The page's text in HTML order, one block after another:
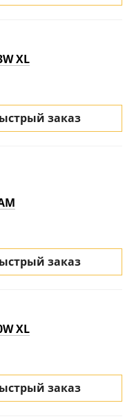
XL
заказ
заказ
XL
заказ